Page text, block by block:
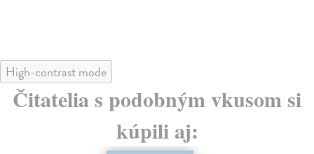
High-contrast mode
Čitatelia s podobným vkusom si
kúpili aj: